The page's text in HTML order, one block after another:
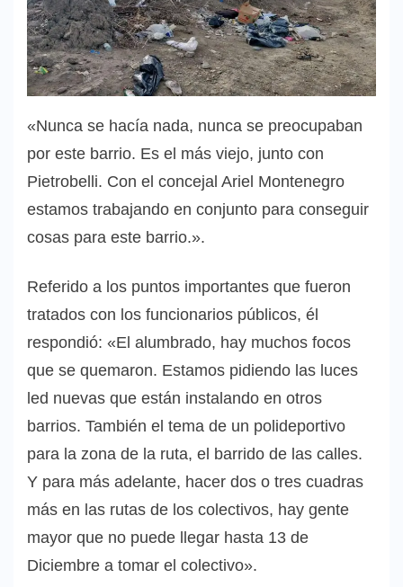
«Nunca se hacía nada, nunca se preocupaban
por este barrio. Es el más viejo, junto con
Pietrobelli. Con el concejal Ariel Montenegro
estamos trabajando en conjunto para conseguir
cosas para este barrio.».
Referido a los puntos importantes que fueron
tratados con los funcionarios públicos, él
respondió: «El alumbrado, hay muchos focos
que se quemaron. Estamos pidiendo las luces
led nuevas que están instalando en otros
barrios. También el tema de un polideportivo
para la zona de la ruta, el barrido de las calles.
Y para más adelante, hacer dos o tres cuadras
más en las rutas de los colectivos, hay gente
mayor que no puede llegar hasta 13 de
Diciembre a tomar el colectivo».